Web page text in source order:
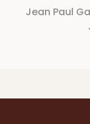
Jean Paul